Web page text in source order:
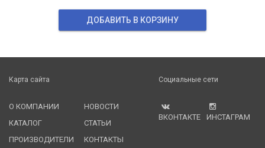
ДОБАВИТЬ В КОРЗИНУ
Карта сайта
О КОМПАНИИ
КАТАЛОГ
ПРОИЗВОДИТЕЛИ
НОВОСТИ
СТАТЬИ
КОНТАКТЫ
Социальные сети
ВКОНТАКТЕ ИНСТАГРАМ